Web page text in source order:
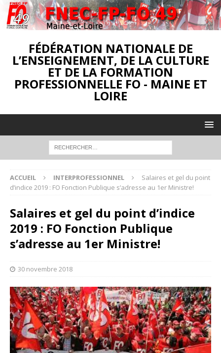
FÉDÉRATION NATIONALE DE
L’ENSEIGNEMENT, DE LA CULTURE
ET DE LA FORMATION
PROFESSIONNELLE FO - MAINE ET
LOIRE
ACCUEIL INTERPROFESSIONNEL
Salaires et gel du point
d’indice 2019 : FO Fonction Publique s’adresse au 1er Ministre!
Salaires et gel du point d’indice
2019 : FO Fonction Publique
s’adresse au 1er Ministre!
30 novembre 2018